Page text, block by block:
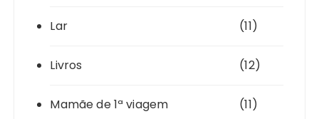
Lar (11)
Livros (12)
Mamãe de 1ª viagem (11)